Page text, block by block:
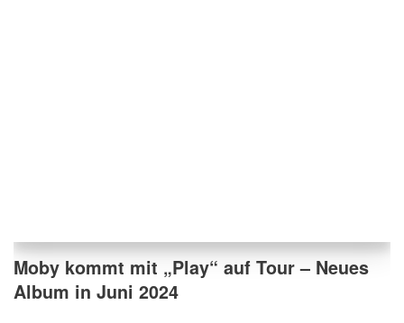
Moby kommt mit „Play“ auf Tour – Neues
Album in Juni 2024